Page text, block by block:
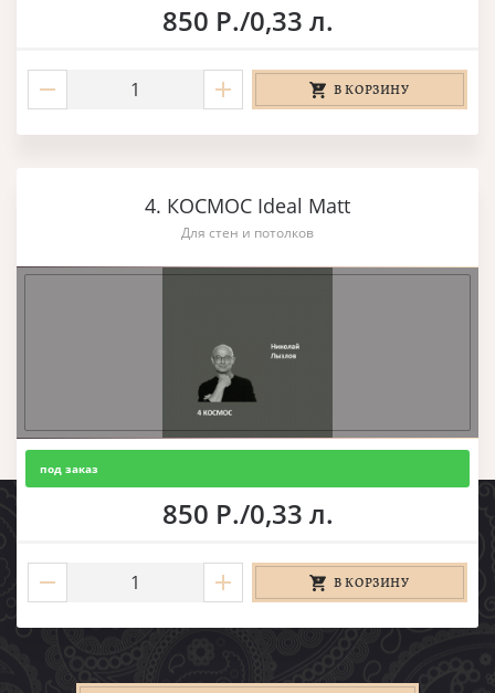
850 Р./0,33 л.
В КОРЗИНУ
4. КОСМОС Ideal Matt
Для стен и потолков
под заказ
850 Р./0,33 л.
В КОРЗИНУ